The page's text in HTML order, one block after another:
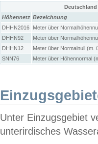
Höhennetz Bezeichnung
DHHN2016
Meter über
DHHN92
Meter über
DHHN12
Meter über Normalnull (m.
SNN76
Meter über Höhennormal
Unter Einzugsgebiet
unterirdisches